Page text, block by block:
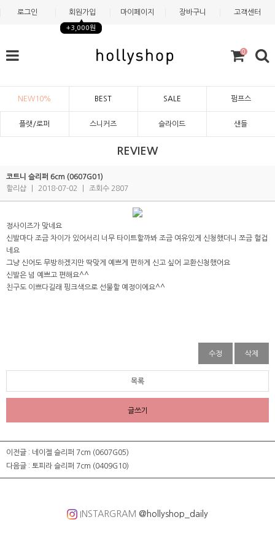
로그인 회원가입
+3,000원
마이페이지 장바구니 고객센터
0
NEW10% BEST SALE 펌프스
플랫/로퍼 스니커즈 슬라이드 샌들
REVIEW
코트니 슬리퍼 6cm (0607G01)
할리샵
2018-07-02 조회수 2807
정사이즈가 맞네요
신발마다 조금 차이가 있어서리 너무 타이트할까봐 조금 여유있게 신청했더니 쪼금 헐겁
네요
그냥 신어도 무방하겠지만 딱맞게 예쁘게 편하게 신고 싶어 교환신청했어요
신발은 넘 예쁘고 편해요^^
친구도 이쁘다길래 핑크색으로 선물할 예정이에요^^
수정 삭제
목록
글쓰기
이전글 : 네이젤 슬리퍼 7cm (0607G05)
다음글 : 토피라 슬리퍼 7cm (0409G10)
INSTARGRAM @hollyshop_daily